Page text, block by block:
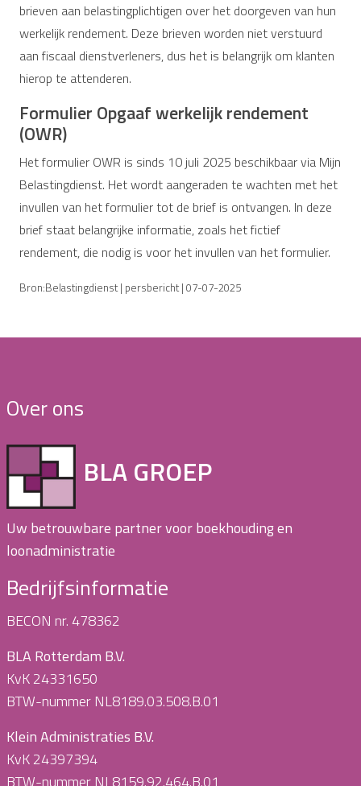
brieven aan belastingplichtigen over het doorgeven van hun
werkelijk rendement. Deze brieven worden niet verstuurd
aan fiscaal dienstverleners, dus het is belangrijk om klanten
hierop te attenderen.
Formulier Opgaaf werkelijk rendement
(OWR)
Het formulier OWR is sinds 10 juli 2025 beschikbaar via Mijn
Belastingdienst. Het wordt aangeraden te wachten met het
invullen van het formulier tot de brief is ontvangen. In deze
brief staat belangrijke informatie, zoals het fictief
rendement, die nodig is voor het invullen van het formulier.
Bron:Belastingdienst | persbericht | 07-07-2025
Over ons
BLA GROEP
Uw betrouwbare partner voor boekhouding en
loonadministratie
Bedrijfsinformatie
BECON nr. 478362
BLA Rotterdam B.V.
KvK 24331650
BTW-nummer NL8189.03.508.B.01
Klein Administraties B.V.
KvK 24397394
BTW-nummer NL8159.92.464.B.01